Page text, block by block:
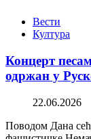
Вести
Култура
Концерт
одржан у
22.06.2026
Поводом Дана